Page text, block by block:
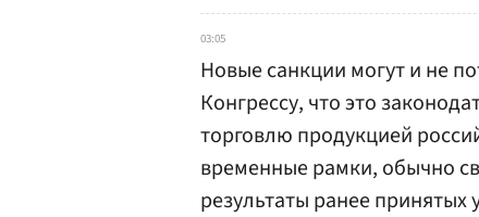
03:05
Новые санкции могут и не
Конгрессу, что это
торговлю продукцией
временные рамки, обычно
результаты ранее